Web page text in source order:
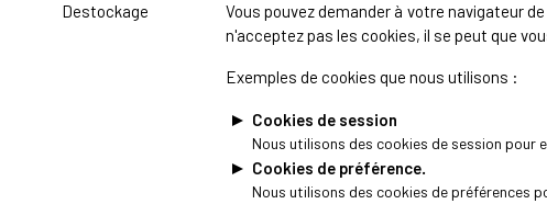
Destockage
Vous pouvez demander à votre navigateur
n'acceptez pas les cookies, il se peut que
Exemples de cookies que nous utilisons :
Cookies de session
Nous utilisons des cookies de session pour
Cookies de préférence.
Nous utilisons des cookies de préférences